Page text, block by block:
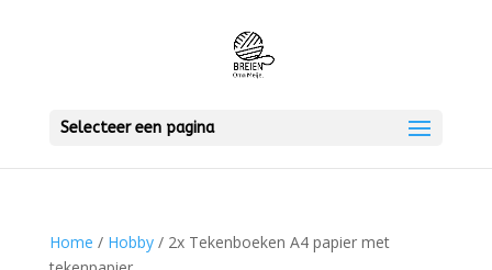
Selecteer een pagina
Home / Hobby/ 2x Tekenboeken A4 papier met